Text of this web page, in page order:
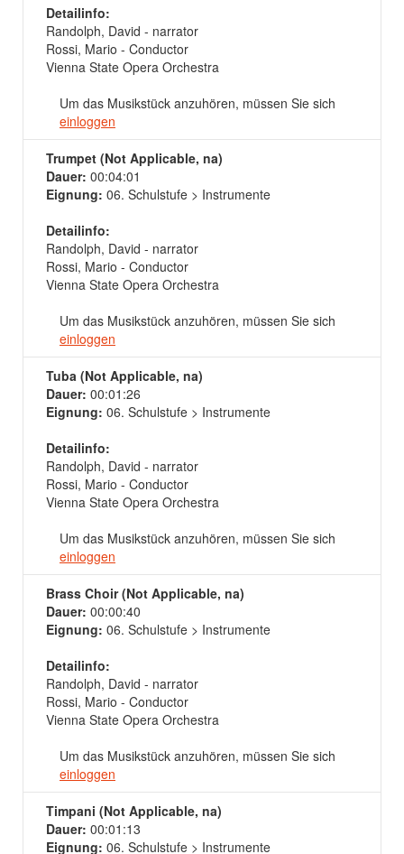
Detailinfo:
Randolph, David - narrator
Rossi, Mario - Conductor
Vienna State Opera Orchestra
Um das Musikstück anzuhören, müssen Sie sich
einloggen
Trumpet (Not Applicable, na)
Dauer: 00:04:01
Eignung: 06. Schulstufe > Instrumente
Detailinfo:
Randolph, David - narrator
Rossi, Mario - Conductor
Vienna State Opera Orchestra
Um das Musikstück anzuhören, müssen Sie sich
einloggen
Tuba (Not Applicable, na)
Dauer: 00:01:26
Eignung: 06. Schulstufe > Instrumente
Detailinfo:
Randolph, David - narrator
Rossi, Mario - Conductor
Vienna State Opera Orchestra
Um das Musikstück anzuhören, müssen Sie sich
einloggen
Brass Choir (Not Applicable, na)
Dauer: 00:00:40
Eignung: 06. Schulstufe > Instrumente
Detailinfo:
Randolph, David - narrator
Rossi, Mario - Conductor
Vienna State Opera Orchestra
Um das Musikstück anzuhören, müssen Sie sich
einloggen
Timpani (Not Applicable, na)
Dauer: 00:01:13
Eignung: 06. Schulstufe > Instrumente